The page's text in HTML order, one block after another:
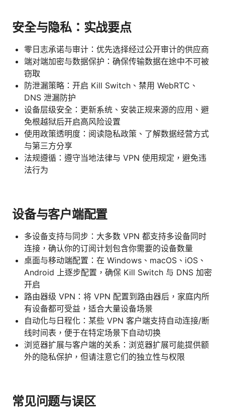
安全与隐私：实战要点
零日志承诺与审计：优先选择经过公开审计的供应商
端对端加密与数据保护：确保传输数据在途中不可被
窃取
防泄漏策略：开启 Kill Switch、禁用 WebRTC、
DNS 泄漏防护
设备层级安全：更新系统、安装正规来源的应用、避
免根越狱后开启高风险设置
使用政策透明度：阅读隐私政策、了解数据经营方式
与第三方分享
法规遵循：遵守当地法律与 VPN 使用规定，避免违
法行为
设备与客户端配置
多设备支持与同步：大多数 VPN 都支持多设备同时
连接，确认你的订阅计划包含你需要的设备数量
桌面与移动端配置：在 Windows、macOS、iOS、
Android 上逐步配置，确保 Kill Switch 与 DNS 加密
开启
路由器级 VPN：将 VPN 配置到路由器后，家庭内所
有设备都可受益，适合大量设备场景
自动化与日程化：某些 VPN 客户端支持自动连接/断
线时间表，便于在特定场景下自动切换
浏览器扩展与客户端的关系：浏览器扩展可能提供额
外的隐私保护，但请注意它们的独立性与权限
常见问题与误区